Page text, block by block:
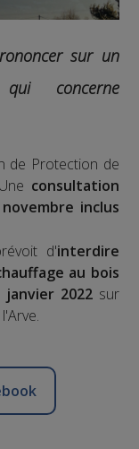
sur un
concerne
de Protection de
consultation
inclus
d'interdire
au bois
2022 sur